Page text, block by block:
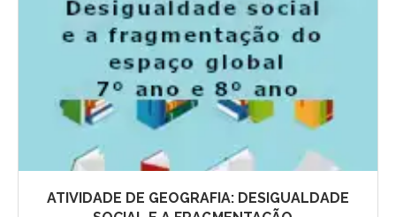
ATIVIDADE DE GEOGRAFIA: DESIGUALDADE